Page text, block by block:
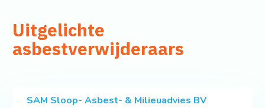
Uitgelichte
asbestverwijderaars
SAM Sloop- Asbest- & Milieuadvies BV